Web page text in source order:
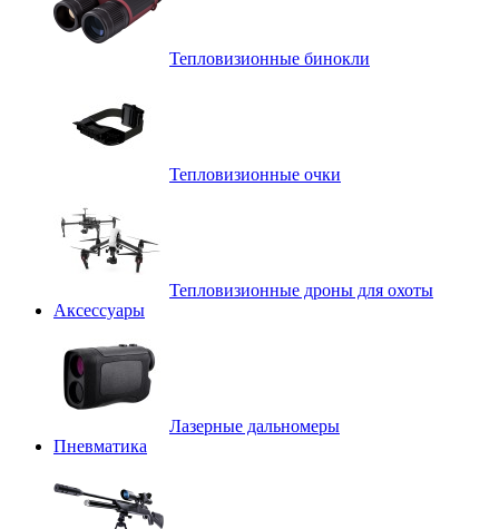
Тепловизионные бинокли
Тепловизионные очки
Тепловизионные дроны для охоты
Аксессуары
Лазерные дальномеры
Пневматика